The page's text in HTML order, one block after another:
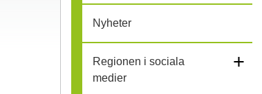
:
l
Nyheter
Regionen i sociala
medier
+